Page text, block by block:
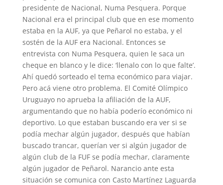
presidente de Nacional, Numa Pesquera. Porque
Nacional era el principal club que en ese momento
estaba en la AUF, ya que Peñarol no estaba, y el
sostén de la AUF era Nacional. Entonces se
entrevista con Numa Pesquera, quien le saca un
cheque en blanco y le dice: ‘llenalo con lo que falte’.
Ahí quedó sorteado el tema económico para viajar.
Pero acá viene otro problema. El Comité Olímpico
Uruguayo no aprueba la afiliación de la AUF,
argumentando que no había poderío económico ni
deportivo. Lo que estaban buscando era ver si se
podía mechar algún jugador, después que habían
buscado trancar, querían ver si algún jugador de
algún club de la FUF se podía mechar, claramente
algún jugador de Peñarol. Narancio ante esta
situación se comunica con Casto Martínez Laguarda